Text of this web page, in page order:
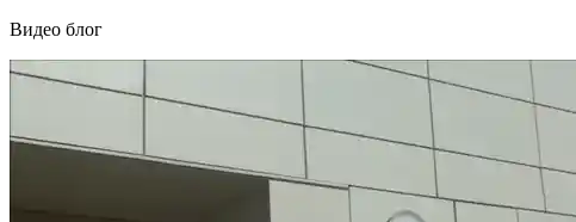
Видео блог